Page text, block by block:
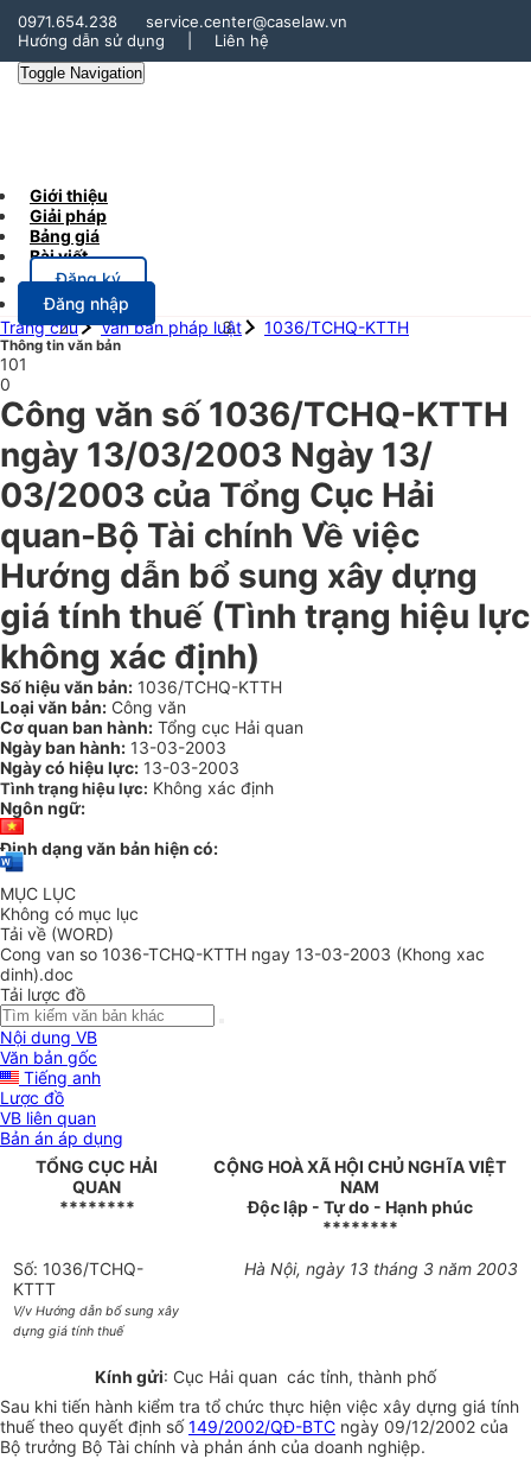
0971.654.238
service.center@caselaw.vn
Hướng dẫn sử dụng
Liên hệ
Toggle Navigation
Giới thiệu
Giải pháp
Bảng giá
Bài viết
Đăng ký
Đăng nhập
Trang chủ
Văn bản pháp luật 1036/TCHQ-KTTH
Thông tin văn bản
101
0
Công văn số 1036/TCHQ-KTTH
ngày 13/03/2003 Ngày 13/
03/2003 của Tổng Cục Hải
quan-Bộ Tài chính Về việc
Hướng dẫn bổ sung xây dựng
giá tính thuế (Tình trạng hiệu lực
không xác định)
Số hiệu văn bản: 1036/TCHQ-KTTH
Loại văn bản: Công văn
Cơ quan ban hành: Tổng cục Hải quan
Ngày ban hành: 13-03-2003
Ngày có hiệu lực: 13-03-2003
Tình trạng hiệu lực: Không xác định
Ngôn ngữ:
Định dạng văn bản hiện có:
MỤC LỤC
Không có mục lục
Tải về (WORD)
Cong van so 1036-TCHQ-KTTH ngay 13-03-2003 (Khong xac
dinh).doc
Tải lược đồ
Nội dung VB
Văn bản gốc
Tiếng anh
Lược đồ
VB liên quan
Bản án áp dụng
TỔNG CỤC HẢI
QUAN
********
CỘNG HOÀ XÃ HỘI CHỦ NGHĨA VIỆT
NAM
Độc lập - Tự do - Hạnh phúc
********
Số: 1036/TCHQ-
KTTT
V/v Hướng dẫn bổ sung xây
dựng giá tính thuế
Hà Nội, ngày 13 tháng 3 năm 2003
Kính gửi: Cục Hải quan các tỉnh, thành phố
Sau khi tiến hành kiểm tra tổ chức thực hiện việc xây dựng giá tính
thuế theo quyết định số149/2002/QĐ-BTC ngày 09/12/2002 của
Bộ trưởng Bộ Tài chính và phản ánh của doanh nghiệp.